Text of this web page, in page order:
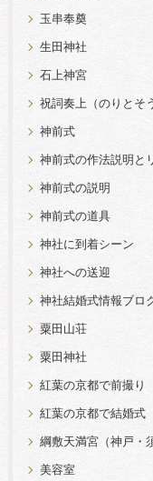
玉串奉奠
生田神社
石上神宮
祝詞奏上（のりとそ
神前式
神前式の作法説明と
神前式の説明
神前式の道具
神社に到着シーン
神社への送迎
神社結婚式情報ブロ
粟田山荘
粟田神社
紅葉の京都で前撮り
紅葉の京都で結婚式
綱敷天満宮（神戸・
美容室